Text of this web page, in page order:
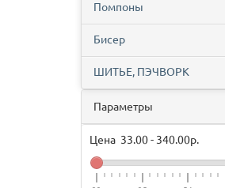
Помпоны
Бисер
ШИТЬЕ, ПЭЧВОРК
Параметры
Цена 33.00- 340.00р.